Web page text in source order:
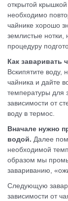
открытой
необходимо
чайнике хорошо
землистые нотки,
процедуру
Как заваривать
Вскипятите воду,
чайника и дайте
температуры для
зависимости от
воду в термос.
Вначале нужно
водой. Далее
необходимой
образом мы
завариванию,
Следующую
зависимости от